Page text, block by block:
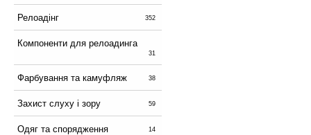
Релоадінг 352
Компоненти для релоадинга
31
Фарбування та камуфляж 38
Захист слуху і зору 59
Одяг та спорядження 14